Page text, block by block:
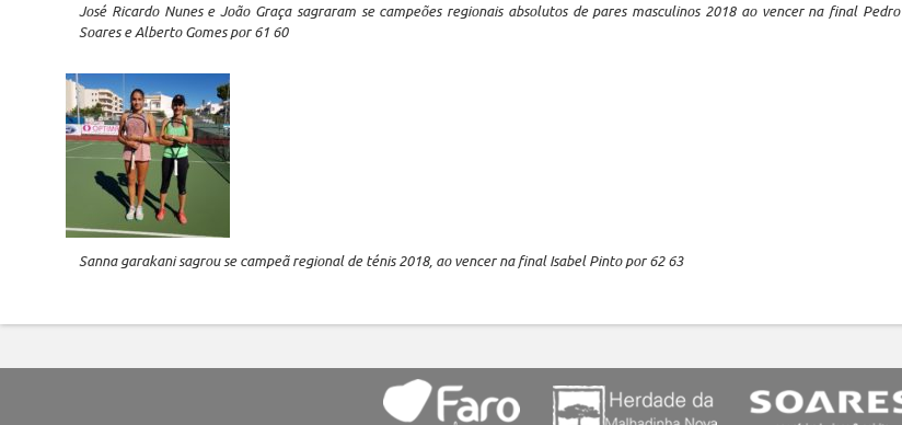
José Ricardo Nunes e João Graça sagraram se campeões regionais absolutos de pares masculinos 2018 ao vencer na final Pedro
Soares e Alberto Gomes por 61 60
Sanna garakani sagrou se campeã regional de ténis 2018, ao vencer na final Isabel Pinto por 62 63